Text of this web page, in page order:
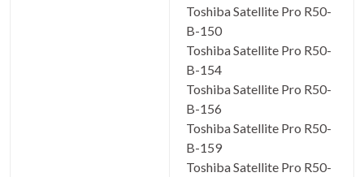
Toshiba Satellite Pro R50-
B-150
Toshiba Satellite Pro R50-
B-154
Toshiba Satellite Pro R50-
B-156
Toshiba Satellite Pro R50-
B-159
Toshiba Satellite Pro R50-